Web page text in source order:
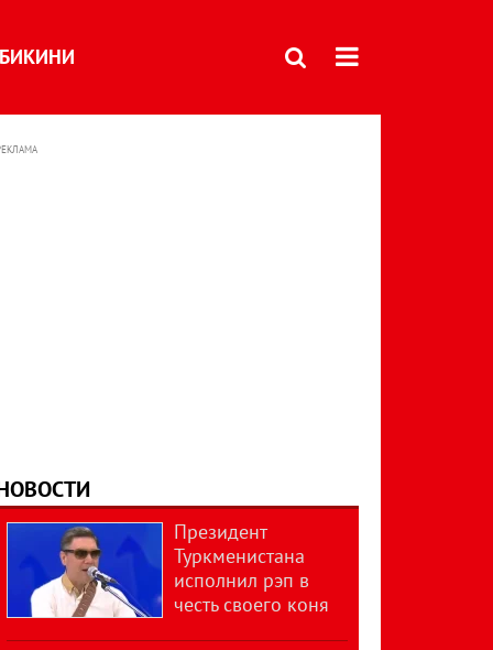
БИКИНИ
Президент
Туркменистана
исполнил рэп в
честь своего коня